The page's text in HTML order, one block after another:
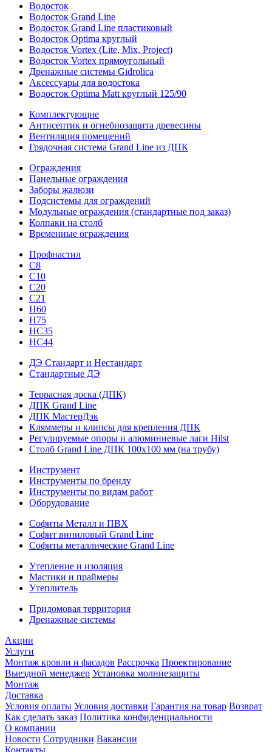
Водосток
Водосток Grand Line
Водосток Grand Line пластиковый
Водосток Optima круглый
Водосток Vortex (Lite, Mix, Project)
Водосток Vortex прямоугольный
Дренажные системы Gidrolica
Аксессуары для водостока
Водосток Optima Matt круглый 125/90
Комплектующие
Антисептик и огнебиозащита древесины
Вентиляция помещений
Грядочная система Grand Line из ДПК
Ограждения
Панельные ограждения
Заборы жалюзи
Подсистемы для ограждений
Модульные ограждения (стандартные под заказ)
Колпаки на столб
Временные ограждения
Профнастил
С8
С10
С20
С21
H60
H75
HС35
НС44
ДЭ Стандарт и Нестандарт
Стандартные ДЭ
Террасная доска (ДПК)
ДПК Grand Line
ДПК МастерДэк
Кляммеры и клипсы для крепления ДПК
Регулируемые опоры и алюминиевые лаги Hilst
Столб Grand Line ДПК 100х100 мм (на трубу)
Инструмент
Инструменты по бренду
Инструменты по видам работ
Оборудование
Софиты Металл и ПВХ
Софит виниловый Grand Line
Софиты металлические Grand Line
Утепление и изоляция
Мастики и праймеры
Утеплитель
Придомовая территория
Дренажные системы
Акции
Услуги
Монтаж кровли и фасадов Рассрочка Проектирование
Выездной менеджер Установка молниезащиты
Монтаж
Доставка
Условия оплаты Условия доставки Гарантия на товар Возврат
Как сделать заказ Политика конфиденциальности
О компании
Новости Сотрудники Вакансии
Контакты